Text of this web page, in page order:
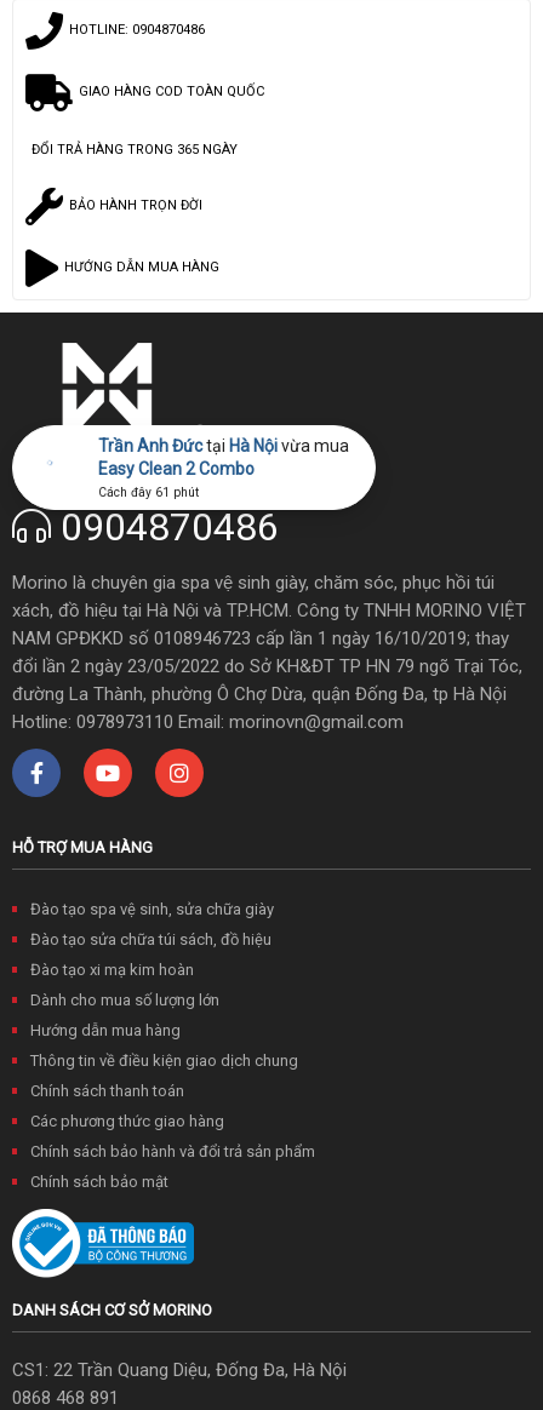
Trần Anh Đứctại Hà Nộivừa mua
Easy Clean 2 Combo
Cách đây 61 phút
HOTLINE: 0904870486
GIAO HÀNG COD TOÀN QUỐC
ĐỔI TRẢ HÀNG TRONG 365 NGÀY
BẢO HÀNH TRỌN ĐỜI
HƯỚNG DẪN MUA HÀNG
0904870486
Morino là chuyên gia spa vệ sinh giày, chăm sóc, phục hồi túi
xách, đồ hiệu tại Hà Nội và TP.HCM. Công ty TNHH MORINO VIỆT
NAM GPĐKKD số 0108946723 cấp lần 1 ngày 16/10/2019; thay
đổi lần 2 ngày 23/05/2022 do Sở KH&ĐT TP HN 79 ngõ Trại Tóc,
đường La Thành, phường Ô Chợ Dừa, quận Đống Đa, tp Hà Nội
Hotline: 0978973110 Email: morinovn@gmail.com
HỖ TRỢ MUA HÀNG
Đào tạo spa vệ sinh, sửa chữa giày
Đào tạo sửa chữa túi sách, đồ hiệu
Đào tạo xi mạ kim hoàn
Dành cho mua số lượng lớn
Hướng dẫn mua hàng
Thông tin về điều kiện giao dịch chung
Chính sách thanh toán
Các phương thức giao hàng
Chính sách bảo hành và đổi trả sản phẩm
Chính sách bảo mật
DANH SÁCH CƠ SỞ MORINO
CS1: 22 Trần Quang Diệu, Đống Đa, Hà Nội
0868 468 891